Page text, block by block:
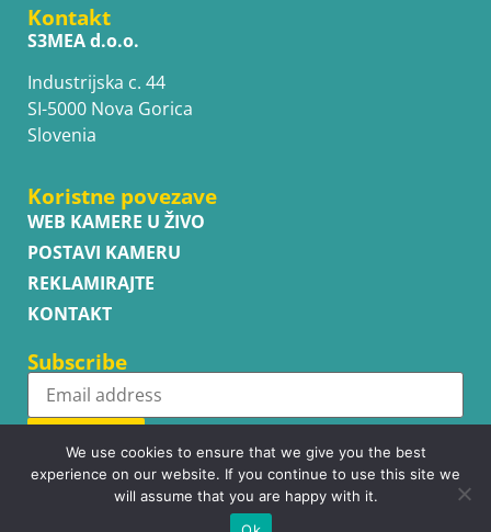
Kontakt
S3MEA d.o.o.
Industrijska c. 44
SI-5000 Nova Gorica
Slovenia
Koristne povezave
WEB KAMERE U ŽIVO
POSTAVI KAMERU
REKLAMIRAJTE
KONTAKT
Subscribe
Subscribe
We use cookies to ensure that we give you the best
experience on our website. If you continue to use this site we
will assume that you are happy with it.